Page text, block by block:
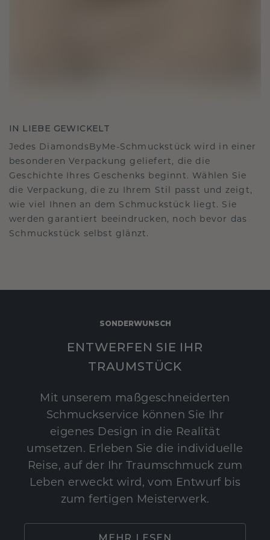
IN LIEBE GEWICKELT
Jedes DiamondsByMe-Schmuckstück wird in einer
besonderen Verpackung geliefert, die die
Geschichte Ihres Geschenks beginnt. Wählen Sie
die Verpackung, die zu Ihrem Stil passt und zeigt,
wie viel Ihnen an dem Schmuckstück liegt. Sie
werden garantiert beeindrucken, noch bevor das
Schmuckstück selbst glänzt.
SONDERWUNSCH
ENTWERFEN SIE IHR
TRAUMSTÜCK
Mit unserem maßgeschneiderten
Schmuckservice können Sie Ihr
eigenes Design in die Realität
umsetzen. Erleben Sie die individuelle
Reise, auf der Ihr Traumschmuck zum
Leben erweckt wird, vom Entwurf bis
zum fertigen Meisterwerk.